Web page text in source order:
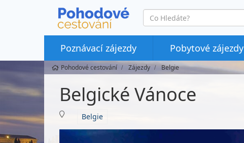
co
hledáte
Poznávací zájezdy Pobytové zájezdy
Pohodové cestování Zájezdy Belgie
Belgické Vánoce
Belgie